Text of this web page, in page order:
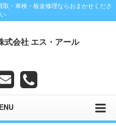
・車検・板金修理ならおまかせくださ
い
式会社 エス・アール